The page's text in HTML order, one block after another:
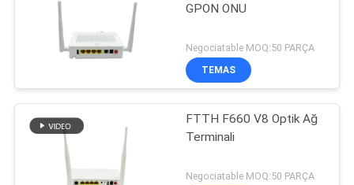
GPON ONU
Negociatable MOQ:50 PARÇA
TEMAS
FTTH F660 V8 Optik Ağ
Terminali
Negociatable MOQ:50 PARÇA